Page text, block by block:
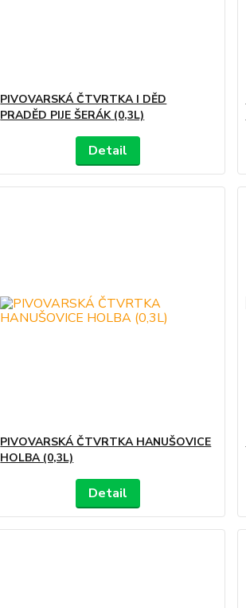
PIVOVARSKÁ ČTVRTKA I DĚD
PRADĚD PIJE ŠERÁK (0,3L)
Detail
PIVOVARSKÁ ČTVRTKA HANUŠOVICE
HOLBA (0,3L)
Detail